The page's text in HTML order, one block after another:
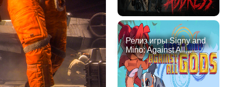
Релиз игры Signy and
Mino: Against All...